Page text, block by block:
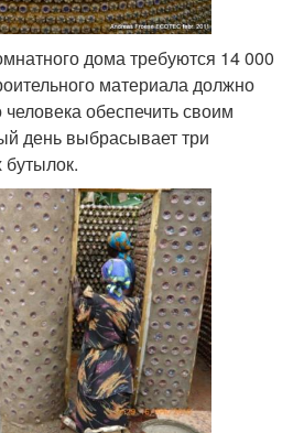
дома требуются 14 000
материала должно
обеспечить своим
день выбрасывает три